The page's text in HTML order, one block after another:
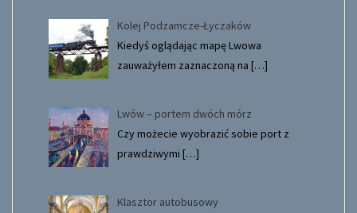
Kolej Podzamcze-Łyczaków
Kiedyś oglądając mapę Lwowa
zauważyłem zaznaczoną na […]
Lwów – portem dwóch mórz
Czy możecie wyobrazić sobie port z
prawdziwymi […]
Klasztor autobusowy